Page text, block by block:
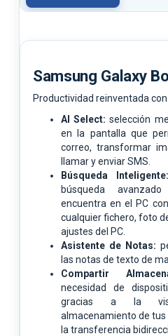
Samsung Galaxy
Productividad reinventada con
AI Select: selección
en la pantalla que
correo, transformar
llamar y enviar SMS.
Búsqueda Inteligente:
búsqueda
encuentra en el PC
cualquier fichero, foto
ajustes del PC.
Asistente de Notas:
las notas de texto de
Compartir
necesidad de
gracias a la
almacenamiento de
la transferencia